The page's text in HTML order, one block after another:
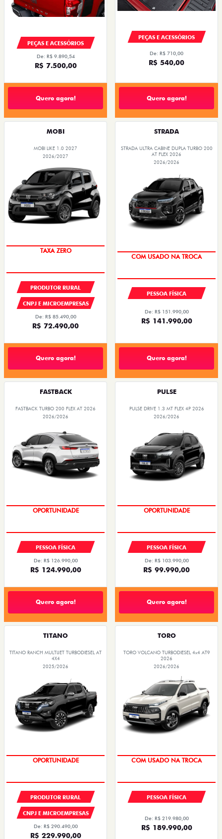
PEÇAS E ACESSÓRIOS
De: R$ 9.890,54
R$ 7.500,00
Quero agora!
PEÇAS E ACESSÓRIOS
De: R$ 710,00
R$ 540,00
Quero agora!
MOBI
MOBI LIKE 1.0 2027
2026/2027
TAXA ZERO
PRODUTOR RURAL
CNPJ E MICROEMPRESAS
De: R$ 85.490,00
R$ 72.490,00
Quero agora!
STRADA
STRADA ULTRA CABINE DUPLA TURBO 200
AT FLEX 2026
2026/2026
COM USADO NA TROCA
PESSOA FÍSICA
De: R$ 151.990,00
R$ 141.990,00
Quero agora!
FASTBACK
FASTBACK TURBO 200 FLEX AT 2026
2026/2026
OPORTUNIDADE
PESSOA FÍSICA
De: R$ 126.990,00
R$ 124.990,00
Quero agora!
PULSE
PULSE DRIVE 1.3 MT FLEX 4P 2026
2026/2026
OPORTUNIDADE
PESSOA FÍSICA
De: R$ 103.990,00
R$ 99.990,00
Quero agora!
TITANO
TITANO RANCH MULTIJET TURBODIESEL AT
4X4
2025/2026
OPORTUNIDADE
PRODUTOR RURAL
CNPJ E MICROEMPRESAS
De: R$ 290.490,00
R$ 229.990,00
TORO
TORO VOLCANO TURBODIESEL 4x4 AT9
2026
2026/2026
COM USADO NA TROCA
PESSOA FÍSICA
De: R$ 219.980,00
R$ 189.990,00